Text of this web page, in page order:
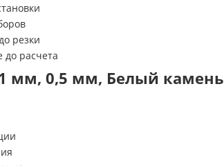
резки
расчета
мм, 0,5 мм, Белый камень